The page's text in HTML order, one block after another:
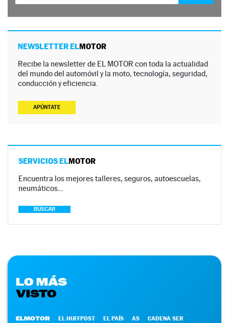
NEWSLETTER ELMOTOR
Recibe la newsletter de EL MOTOR con toda la actualidad
del mundo del automóvil y la moto, tecnología, seguridad,
conducción y eficiencia.
APÚNTATE
SERVICIOS ELMOTOR
Encuentra los mejores talleres, seguros, autoescuelas,
neumáticos…
BUSCAR
LO MÁS
VISTO
ELMOTOR EL HUFFPOST EL PAÍS AS CADENA SER